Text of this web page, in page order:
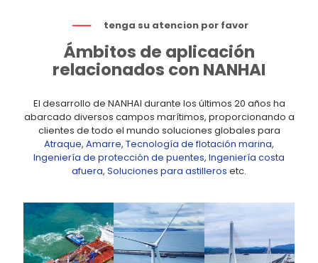
tenga su atencion por favor
Ámbitos de aplicación
relacionados con NANHAI
El desarrollo de NANHAI durante los últimos 20 años ha
abarcado diversos campos marítimos, proporcionando a
clientes de todo el mundo soluciones globales para
Atraque, Amarre, Tecnología de flotación marina,
Ingeniería de protección de puentes, Ingeniería costa
afuera, Soluciones para astilleros etc.